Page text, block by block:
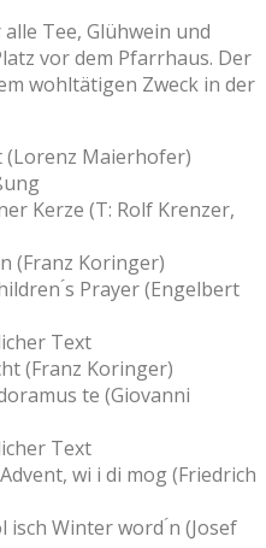
Tee, Glühwein und
vor dem Pfarrhaus. Der
wohltätigen Zweck in der
(Lorenz Maierhofer)
Kerze (T: Rolf Krenzer,
(Franz Koringer)
́s Prayer (Engelbert
Text
(Franz Koringer)
te (Giovanni
Text
wi i di mog (Friedrich
isch Winter word ́n (Josef